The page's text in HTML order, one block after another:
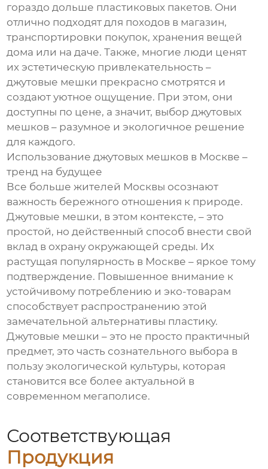
гораздо дольше пластиковых пакетов. Они
отлично подходят для походов в магазин,
транспортировки покупок, хранения вещей
дома или на даче. Также, многие люди ценят
их эстетическую привлекательность –
джутовые мешки прекрасно смотрятся и
создают уютное ощущение. При этом, они
доступны по цене, а значит, выбор джутовых
мешков – разумное и экологичное решение
для каждого.
Использование джутовых мешков в Москве –
тренд на будущее
Все больше жителей Москвы осознают
важность бережного отношения к природе.
Джутовые мешки, в этом контексте, – это
простой, но действенный способ внести свой
вклад в охрану окружающей среды. Их
растущая популярность в Москве – яркое тому
подтверждение. Повышенное внимание к
устойчивому потреблению и эко-товарам
способствует распространению этой
замечательной альтернативы пластику.
Джутовые мешки – это не просто практичный
предмет, это часть сознательного выбора в
пользу экологической культуры, которая
становится все более актуальной в
современном мегаполисе.
Соответствующая
Продукция